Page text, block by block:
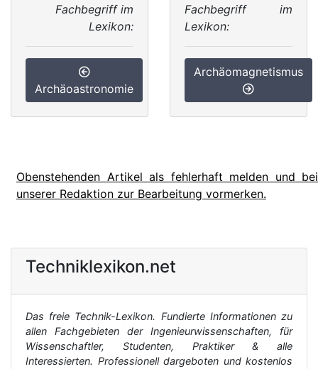
Fachbegriff im
Lexikon:
Archäoastronomie
Fachbegriff im
Lexikon:
Archäomagnetismus
Obenstehenden Artikel als fehlerhaft melden und bei
unserer Redaktion zur Bearbeitung vormerken.
Techniklexikon.net
Das freie Technik-Lexikon. Fundierte Informationen zu
allen Fachgebieten der Ingenieurwissenschaften, für
Wissenschaftler, Studenten, Praktiker & alle
Interessierten. Professionell dargeboten und kostenlos